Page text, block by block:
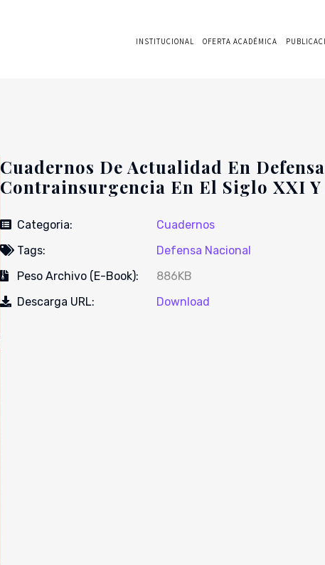
INSTITUCIONAL OFERTA ACADÉMICA
Cuadernos De Actualidad En
Contrainsurgencia En El Siglo XXI
Categoria:
Cuadernos
Tags:
Defensa Nacional
Peso Archivo (E-Book):
886KB
Descarga URL:
Download